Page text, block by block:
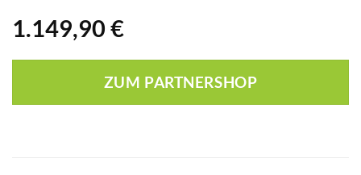
1.149,90 €
ZUM PARTNERSHOP